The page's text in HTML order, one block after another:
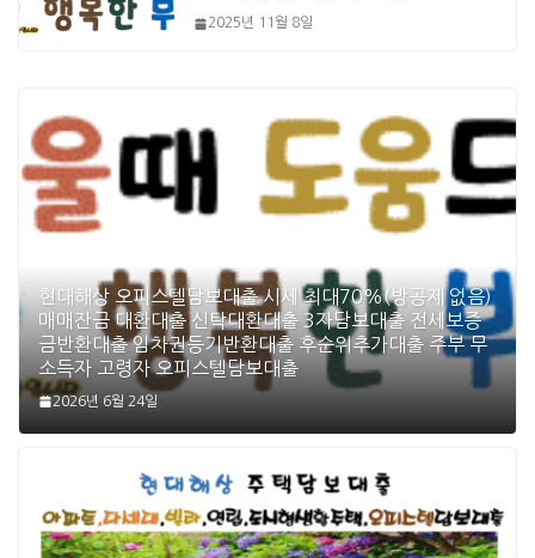
2025년 11월 8일
현대해상 오피스텔담보대출 시세 최대70%(방공제 없음)
매매잔금 대환대출 신탁대환대출 3자담보대출 전세보증
금반환대출 임차권등기반환대출 후순위추가대출 주부 무
소득자 고령자 오피스텔담보대출
2026년 6월 24일